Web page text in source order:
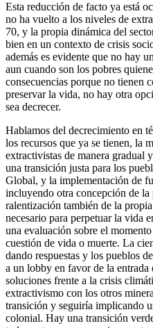
Esta reducción de facto ya está
no ha vuelto a los niveles de
70, y la propia dinámica del
bien en un contexto de crisis
además es evidente que no hay
aun cuando son los pobres
consecuencias porque no tienen
preservar la vida, no hay otra
sea decrecer.
Hablamos del decrecimiento en
los recursos que ya se tienen, la
extractivistas de manera gradual
una transición justa para los
Global, y la implementación de
incluyendo otra concepción de
ralentización también de la
necesario para perpetuar la vida
una evaluación sobre el
cuestión de vida o muerte. La
dando respuestas y los pueblos
a un lobby en favor de la entrada
soluciones frente a la crisis
extractivismo con los otros
transición y seguiría implicando
colonial. Hay una transición